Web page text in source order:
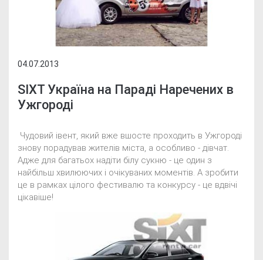
04.07.2013
SIXT Україна на Параді Наречених в
Ужгороді
Чудовий івент, який вже вшосте проходить в Ужгороді
знову порадував жителів міста, а особливо - дівчат.
Адже для багатьох надіти білу сукню - це один з
найбільш хвилюючих і очікуваних моментів. А зробити
це в рамках цілого фестивалю та конкурсу - це вдвічі
цікавіше!